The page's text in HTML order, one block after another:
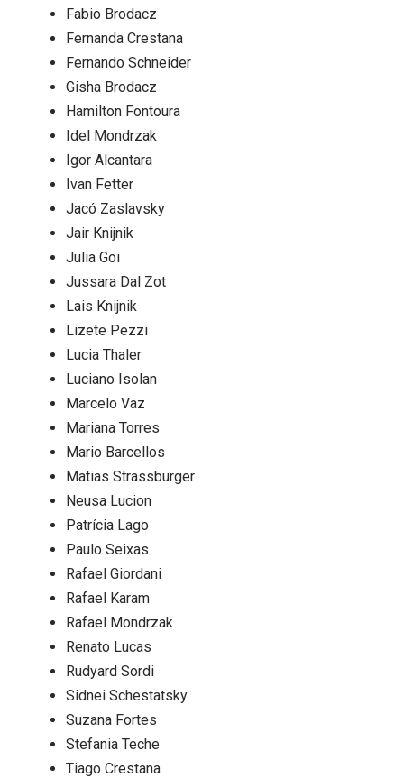
Fabio Brodacz
Fernanda Crestana
Fernando Schneider
Gisha Brodacz
Hamilton Fontoura
Idel Mondrzak
Igor Alcantara
Ivan Fetter
Jacó Zaslavsky
Jair Knijnik
Julia Goi
Jussara Dal Zot
Lais Knijnik
Lizete Pezzi
Lucia Thaler
Luciano Isolan
Marcelo Vaz
Mariana Torres
Mario Barcellos
Matias Strassburger
Neusa Lucion
Patrícia Lago
Paulo Seixas
Rafael Giordani
Rafael Karam
Rafael Mondrzak
Renato Lucas
Rudyard Sordi
Sidnei Schestatsky
Suzana Fortes
Stefania Teche
Tiago Crestana